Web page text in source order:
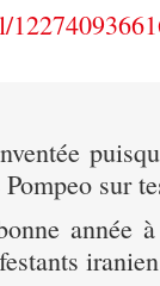
sur
année